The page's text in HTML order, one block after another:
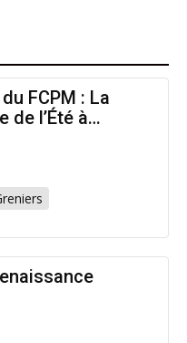
FCPM : La
de l’Été à